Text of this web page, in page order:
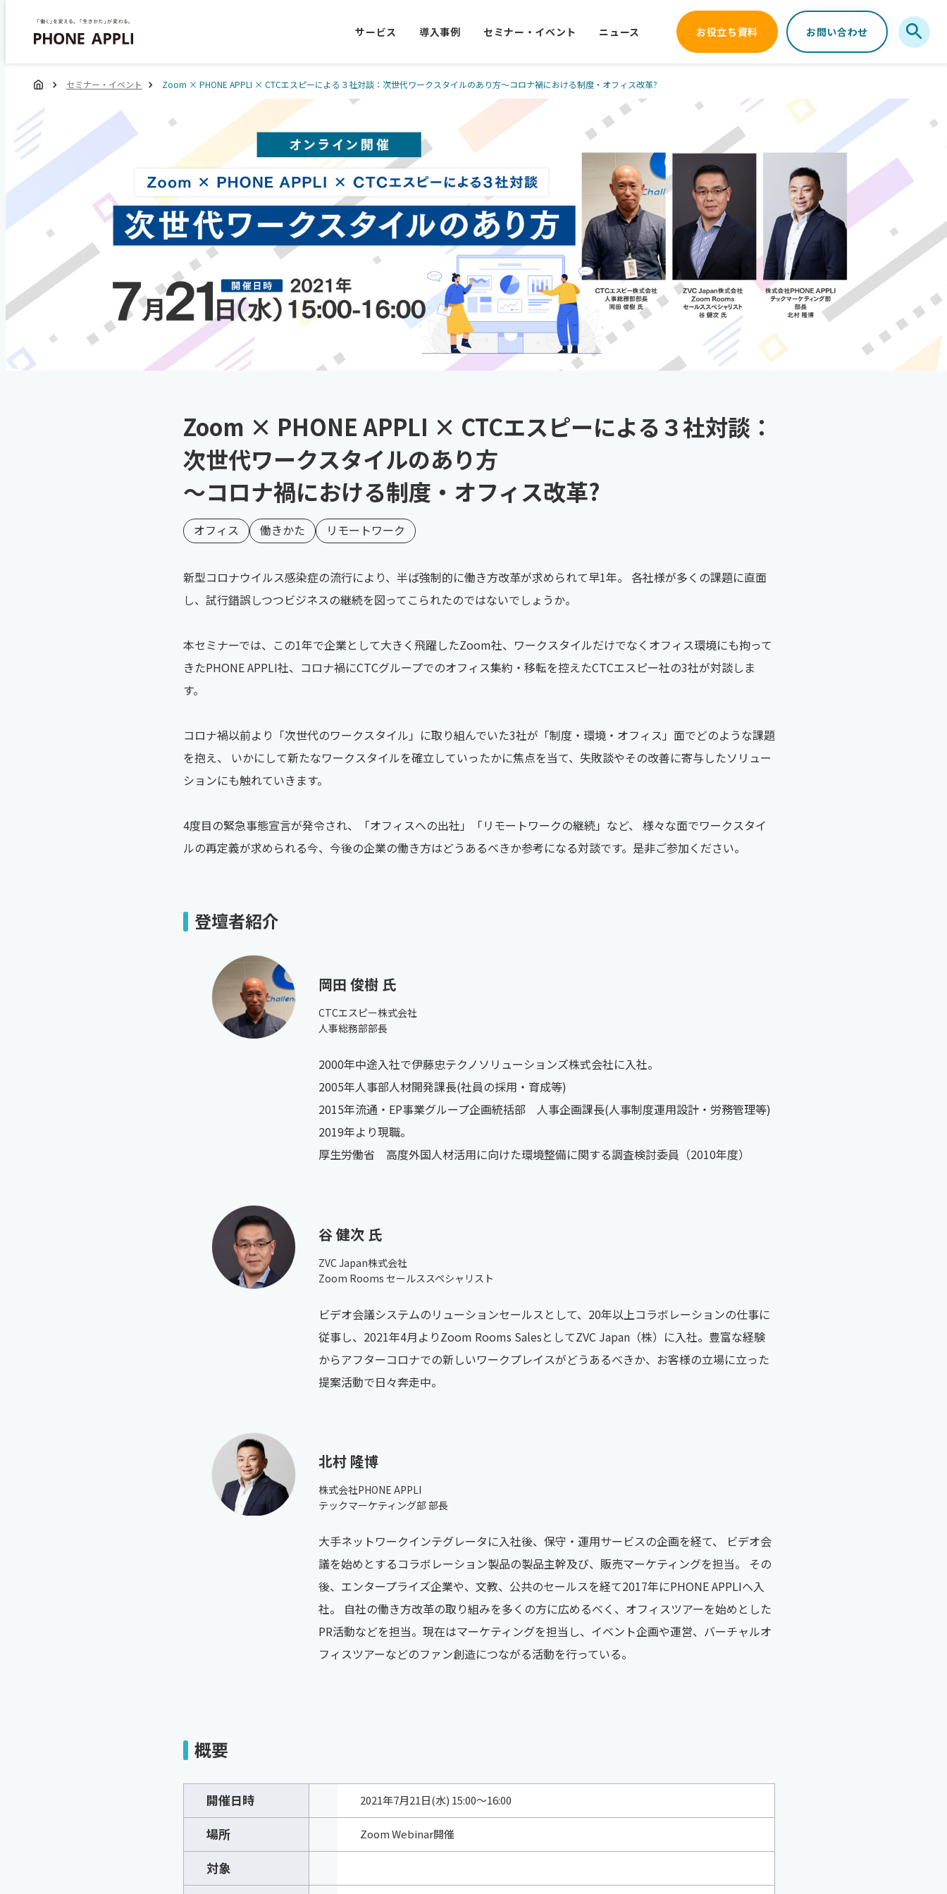
サービス 導入事例 セミナー・イベント ニュース お役立ち資料 お問い合わせ
セミナー・イベント Zoom × PHONE APPLI × CTCエスピーによる３社対談：次世代ワークスタイルのあり方～コロナ禍における制度・オフィス改革?
Zoom × PHONE APPLI × CTCエスピーによる３社対談：
次世代ワークスタイルのあり方
～コロナ禍における制度・オフィス改革?
オフィス 働きかた リモートワーク
新型コロナウイルス感染症の流行により、半ば強制的に働き方改革が求められて早1年。 各社様が多くの課題に直面
し、試行錯誤しつつビジネスの継続を図ってこられたのではないでしょうか。
本セミナーでは、この1年で企業として大きく飛躍したZoom社、ワークスタイルだけでなくオフィス環境にも拘って
きたPHONE APPLI社、コロナ禍にCTCグループでのオフィス集約・移転を控えたCTCエスピー社の3社が対談しま
す。
コロナ禍以前より「次世代のワークスタイル」に取り組んでいた3社が「制度・環境・オフィス」面でどのような課題
を抱え、 いかにして新たなワークスタイルを確立していったかに焦点を当て、失敗談やその改善に寄与したソリュー
ションにも触れていきます。
4度目の緊急事態宣言が発令され、「オフィスへの出社」「リモートワークの継続」など、 様々な面でワークスタイ
ルの再定義が求められる今、今後の企業の働き方はどうあるべきか参考になる対談です。是非ご参加ください。
登壇者紹介
岡田 俊樹 氏
CTCエスピー株式会社
人事総務部部長
2000年中途入社で伊藤忠テクノソリューションズ株式会社に入社。
2005年人事部人材開発課長(社員の採用・育成等)
2015年流通・EP事業グループ企画統括部 人事企画課長(人事制度運用設計・労務管理等)
2019年より現職。
厚生労働省 高度外国人材活用に向けた環境整備に関する調査検討委員（2010年度）
谷 健次 氏
ZVC Japan株式会社
Zoom Rooms セールススペシャリスト
ビデオ会議システムのリューションセールスとして、20年以上コラボレーションの仕事に
従事し、2021年4月よりZoom Rooms SalesとしてZVC Japan（株）に入社。豊富な経験
からアフターコロナでの新しいワークプレイスがどうあるべきか、お客様の立場に立った
提案活動で日々奔走中。
北村 隆博
株式会社PHONE APPLI
テックマーケティング部 部長
大手ネットワークインテグレータに入社後、保守・運用サービスの企画を経て、 ビデオ会
議を始めとするコラボレーション製品の製品主幹及び、販売マーケティングを担当。 その
後、エンタープライズ企業や、文教、公共のセールスを経て2017年にPHONE APPLIへ入
社。 自社の働き方改革の取り組みを多くの方に広めるべく、オフィスツアーを始めとした
PR活動などを担当。現在はマーケティングを担当し、イベント企画や運営、バーチャルオ
フィスツアーなどのファン創造につながる活動を行っている。
概要
開催日時 2021年7月21日(水) 15:00～16:00
場所 Zoom Webinar開催
対象